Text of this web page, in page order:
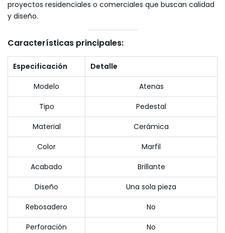
proyectos residenciales o comerciales que buscan calidad
y diseño.
Características principales:
Especificación
Detalle
Modelo
Atenas
Tipo
Pedestal
Material
Cerámica
Color
Marfil
Acabado
Brillante
Diseño
Una sola pieza
Rebosadero
No
Perforación
No